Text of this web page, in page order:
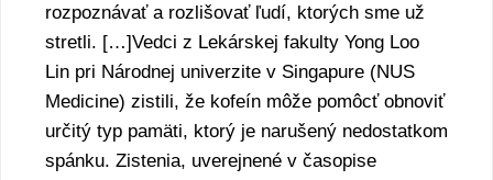
rozpoznávať a rozlišovať ľudí, ktorých sme už
stretli. […]Vedci z Lekárskej fakulty Yong Loo
Lin pri Národnej univerzite v Singapure (NUS
Medicine) zistili, že kofeín môže pomôcť obnoviť
určitý typ pamäti, ktorý je narušený nedostatkom
spánku. Zistenia, uverejnené v časopise